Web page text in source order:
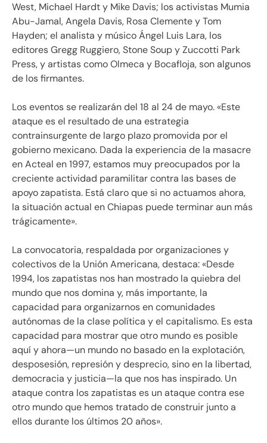
West, Michael Hardt y Mike Davis; los activistas Mumia
Abu-Jamal, Angela Davis, Rosa Clemente y Tom
Hayden; el analista y músico Ángel Luis Lara, los
editores Gregg Ruggiero, Stone Soup y Zuccotti Park
Press, y artistas como Olmeca y Bocafloja, son algunos
de los firmantes.
Los eventos se realizarán del 18 al 24 de mayo. «Este
ataque es el resultado de una estrategia
contrainsurgente de largo plazo promovida por el
gobierno mexicano. Dada la experiencia de la masacre
en Acteal en 1997, estamos muy preocupados por la
creciente actividad paramilitar contra las bases de
apoyo zapatista. Está claro que si no actuamos ahora,
la situación actual en Chiapas puede terminar aun más
trágicamente».
La convocatoria, respaldada por organizaciones y
colectivos de la Unión Americana, destaca: «Desde
1994, los zapatistas nos han mostrado la quiebra del
mundo que nos domina y, más importante, la
capacidad para organizarnos en comunidades
autónomas de la clase política y el capitalismo. Es esta
capacidad para mostrar que otro mundo es posible
aquí y ahora—un mundo no basado en la explotación,
desposesión, represión y desprecio, sino en la libertad,
democracia y justicia—la que nos has inspirado. Un
ataque contra los zapatistas es un ataque contra ese
otro mundo que hemos tratado de construir junto a
ellos durante los últimos 20 años».